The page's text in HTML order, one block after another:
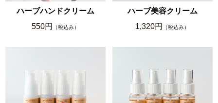
ハーブハンドクリーム
550円
（税込み）
ハーブ美容クリーム
1,320円
（税込み）